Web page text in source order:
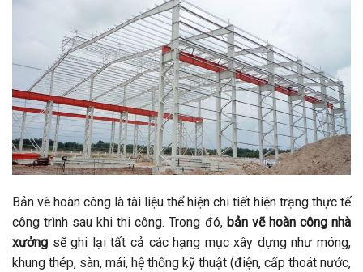
Bản vẽ hoàn công là tài liệu thể hiện chi tiết hiện trạng thực tế
công trình sau khi thi công. Trong đó, bản vẽ hoàn công nhà
xưởng sẽ ghi lại tất cả các hạng mục xây dựng như móng,
khung thép, sàn, mái, hệ thống kỹ thuật (điện, cấp thoát nước,